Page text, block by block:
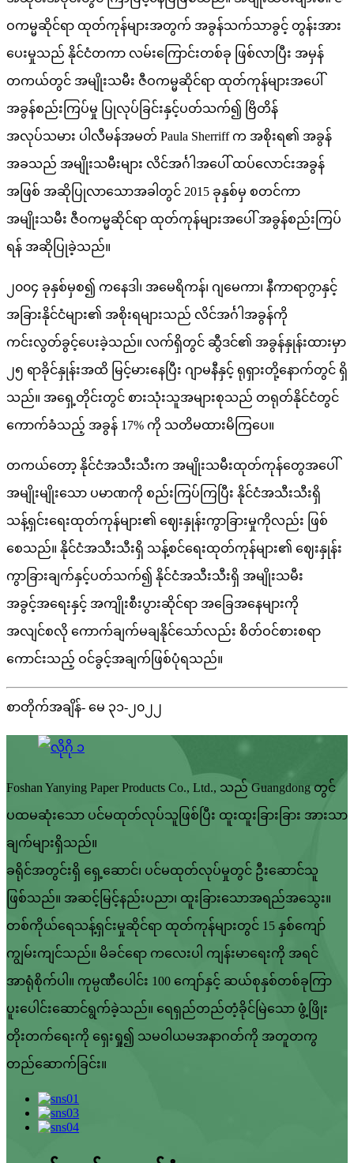
ဝကမ္မဆိုင်ရာ ထုတ်ကုန်များအတွက် အခွန်သက်သာခွင့် တွန်းအား
ပေးမှုသည် နိုင်ငံတကာ လမ်းကြောင်းတစ်ခု ဖြစ်လာပြီး အမှန်
တကယ်တွင် အမျိုးသမီး ဇီဝကမ္မဆိုင်ရာ ထုတ်ကုန်များအပေါ်
အခွန်စည်းကြပ်မှု ပြုလုပ်ခြင်းနှင့်ပတ်သက်၍ ဗြိတိန်
အလုပ်သမား ပါလီမန်အမတ် Paula Sherriff က အစိုးရ၏ အခွန်
အခသည် အမျိုးသမီးများ လိင်အင်္ဂါအပေါ် ထပ်လောင်းအခွန်
အဖြစ် အဆိုပြုလာသောအခါတွင် 2015 ခုနှစ်မှ စတင်ကာ
အမျိုးသမီး ဇီဝကမ္မဆိုင်ရာ ထုတ်ကုန်များအပေါ် အခွန်စည်းကြပ်
ရန် အဆိုပြုခဲ့သည်။
၂၀၀၄ ခုနှစ်မှစ၍ ကနေဒါ၊ အမေရိကန်၊ ဂျမေကာ၊ နီကာရာဂွာနှင့်
အခြားနိုင်ငံများ၏ အစိုးရများသည် လိင်အင်္ဂါအခွန်ကို
ကင်းလွတ်ခွင့်ပေးခဲ့သည်။ လက်ရှိတွင် ဆွီဒင်၏ အခွန်နှုန်းထားမှာ
၂၅ ရာခိုင်နှုန်းအထိ မြင့်မားနေပြီး ဂျာမနီနှင့် ရုရှားတို့နောက်တွင် ရှိ
သည်။ အရှေ့တိုင်းတွင် စားသုံးသူအများစုသည် တရုတ်နိုင်ငံတွင်
ကောက်ခံသည့် အခွန် 17% ကို သတိမထားမိကြပေ။
တကယ်တော့ နိုင်ငံအသီးသီးက အမျိုးသမီးထုတ်ကုန်တွေအပေါ်
အမျိုးမျိုးသော ပမာဏကို စည်းကြပ်ကြပြီး နိုင်ငံအသီးသီးရှိ
သန့်ရှင်းရေးထုတ်ကုန်များ၏ ဈေးနှုန်းကွာခြားမှုကိုလည်း ဖြစ်
စေသည်။ နိုင်ငံအသီးသီးရှိ သန့်စင်ရေးထုတ်ကုန်များ၏ ဈေးနှုန်း
ကွာခြားချက်နှင့်ပတ်သက်၍ နိုင်ငံအသီးသီးရှိ အမျိုးသမီး
အခွင့်အရေးနှင့် အကျိုးစီးပွားဆိုင်ရာ အခြေအနေများကို
အလျင်စလို ကောက်ချက်မချနိုင်သော်လည်း စိတ်ဝင်စားစရာ
ကောင်းသည့် ဝင်ခွင့်အချက်ဖြစ်ပုံရသည်။
စာတိုက်အချိန်- မေ ၃၁-၂၀၂၂
Foshan Yanying Paper Products Co., Ltd., သည် Guangdong တွင်
ပထမဆုံးသော ပင်မထုတ်လုပ်သူဖြစ်ပြီး ထူးထူးခြားခြား အားသာ
ချက်များရှိသည်။
ခရိုင်အတွင်းရှိ ရှေ့ဆောင်၊ ပင်မထုတ်လုပ်မှုတွင် ဦးဆောင်သူ
ဖြစ်သည်။ အဆင့်မြင့်နည်းပညာ၊ ထူးခြားသောအရည်အသွေး။
တစ်ကိုယ်ရေသန့်ရှင်းမှုဆိုင်ရာ ထုတ်ကုန်များတွင် 15 နှစ်ကျော်
ကျွမ်းကျင်သည်။ မိခင်ရော ကလေးပါ ကျန်းမာရေးကို အရင်
အာရုံစိုက်ပါ။ ကုမ္ပဏီပေါင်း 100 ကျော်နှင့် ဆယ်စုနှစ်တစ်ခုကြာ
ပူးပေါင်းဆောင်ရွက်ခဲ့သည်။ ရေရှည်တည်တံ့ခိုင်မြဲသော ဖွံ့ဖြိုး
တိုးတက်ရေးကို ရှေးရှု၍ သမဝါယမအနာဂတ်ကို အတူတကွ
တည်ဆောက်ခြင်း။